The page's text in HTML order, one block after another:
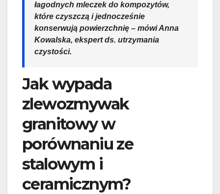
łagodnych mleczek do kompozytów,
które czyszczą i jednocześnie
konserwują powierzchnię – mówi Anna
Kowalska, ekspert ds. utrzymania
czystości.
Jak wypada
zlewozmywak
granitowy w
porównaniu ze
stalowym i
ceramicznym?